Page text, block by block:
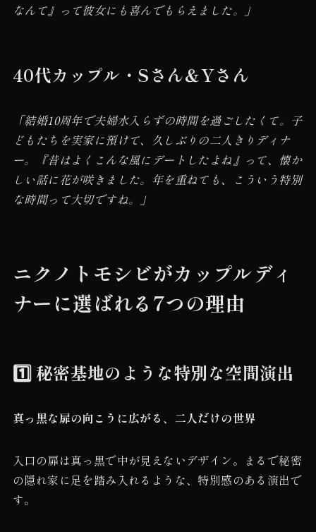
なんて』って彼女にも喜んでもらえました。」
40代カップル・Sさん＆Yさん
「結婚10周年で夫婦水入らずの時間を過ごしたくて。子
どもたちを実家に預けて、久しぶりの二人きりディナ
ー。『昔はよくこんな風にデートしたよね』って、懐か
しい話に花が咲きました。年を重ねても、こういう特別
な時間って大切ですね。」
ニクノトモシビがカップルディ
ナーに選ばれる7つの理由
1️⃣ 秘密基地のような特別な空間演出
真っ黒な扉の向こうに広がる、二人だけの世界
入口の扉は真っ黒で中が見えないデザイン。まるで秘密
の隠れ家に足を踏み入れるような、特別感のある演出で
す。